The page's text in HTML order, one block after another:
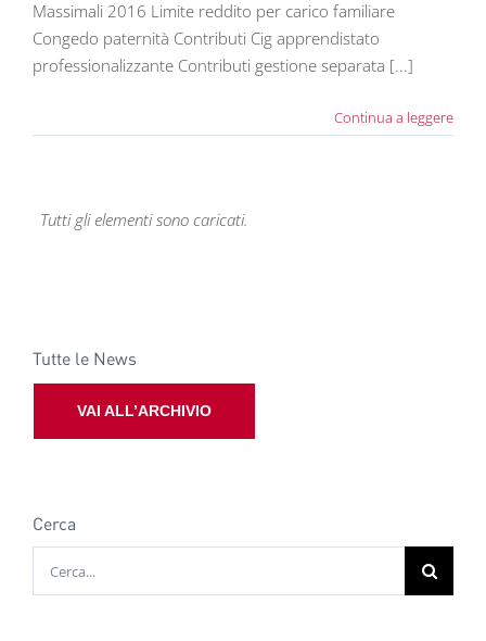
Massimali 2016 Limite reddito per carico familiare
Congedo paternità Contributi Cig apprendistato
professionalizzante Contributi gestione separata [...]
Continua a leggere
Tutti gli elementi sono caricati.
Tutte le News
VAI ALL’ARCHIVIO
Cerca